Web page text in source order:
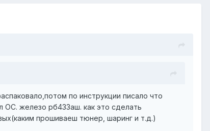
по инструкции писало что
ОС. железо рб433аш. как это сделать
прошиваеш тюнер, шаринг и т.д.)